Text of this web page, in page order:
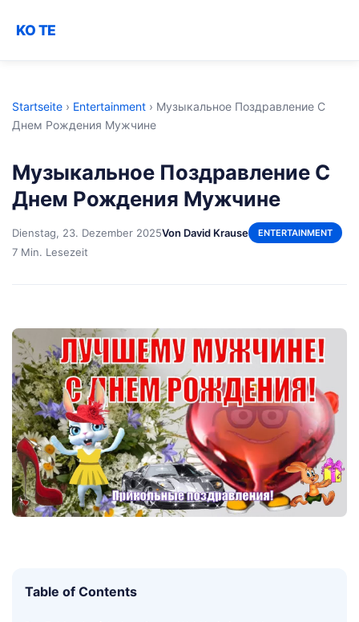
KO TE
Startseite › Entertainment › Музыкальное Поздравление С
Днем Рождения Мужчине
Музыкальное Поздравление С
Днем Рождения Мужчине
Dienstag, 23. Dezember 2025Von David Krause ENTERTAINMENT
7 Min. Lesezeit
Table of Contents